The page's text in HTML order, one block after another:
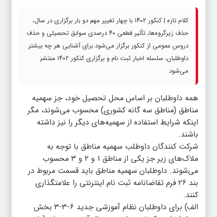
کلام تازه | کنکور ۱۴۰۲ با چهار تغییر مهم دو بار برگزاری در سال،
حذف زیرگروه‌ها، تأثیر قطعی ۴۰ درصدی سوابق تحصیلی و حذف
دروس عمومی از کنکور برگزار می‌شود.برای آشنایی هر چه بیشتر
داوطلبان، سلسله اخبار ثبت نام و برگزاری کنکور ۱۴۰۲ منتشر
می‌شود.
همه داوطلبان بر اساس محل تحصیل خود، جز سهمیه
مناطق (مناطق سه گانه کشوری) محسوب می‌شوند، مگر
اینکه شرایط استفاده از سهمیه‌های دیگر را نیز داشته
باشند.
شرکت کنندگان داوطلب سهمیه مناطق با توجه به
ملاک‌های زیر جز یکی از مناطق ۱ و ۲ و ۳ محسوب
می‌شوند. داوطلبان سهمیه مناطق باید قسمت مربوط در
بند ۲۶ فرم تقاضانامه ثبت نام اینترنتی را علامتگذاری
کنند.
الف) برای داوطلبان نظام آموزشی جدید ۶-۳-۳ بخش